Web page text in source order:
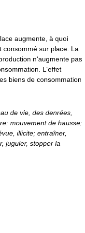
augmente, à quoi
consommé sur place. La
n'augmente pas
L'effet
biens de consommation
de vie, des denrées,
mouvement de hausse;
illicite; entraîner,
juguler, stopper la